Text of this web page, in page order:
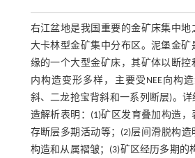
右江盆地是我国重要的金矿床集中地
大卡林型金矿集中分布区。泥堡金矿
缘的一个大型金矿床，其矿体以断控
内构造变形多样，主要受NEE向构
斜、二龙抢宝背斜和一系列断层)。
造解析表明：(1)矿区发育叠加构造
存断层多期活动等；(2)层间滑脱构造
构造和从属褶皱；(3)矿区经历多期的